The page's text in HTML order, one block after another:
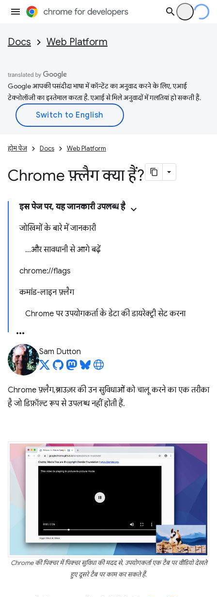
Docs Web Platform
Google आपकी पसंदीदा भाषा में कॉन्टेंट का अनुवाद करने के लिए, एआई
टेक्नोलॉजी का इस्तेमाल करता है. एआई से मिले अनुवादों में गलतियां हो सकती हैं.
होम पेज Docs Web Platform
Chrome फ़्लैग क्या हैं?
इस पेज पर, यह जानकारी उपलब्ध है
जोखिमों के बारे में जानकारी
...और सावधानी से आगे बढ़ें
chrome://flags
कमांड-लाइन फ़्लैग
Chrome पर उपयोगकर्ता के डेटा की डायरेक्ट्री सेट करना
Sam Dutton
Chrome फ़्लैग, ब्राउज़र की उन सुविधाओं को चालू करने का एक तरीका
है जो डिफ़ॉल्ट रूप से उपलब्ध नहीं होती हैं.
Chrome की पिक्चर में पिक्चर सुविधा की मदद से, उपयोगकर्ता एक टैब पर वीडियो देखते
हुए दूसरे टैब पर काम कर सकते हैं.